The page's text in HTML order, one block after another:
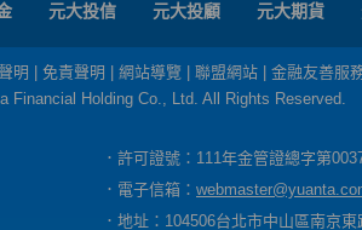
元大投信 元大投顧 元大期貨
明 免責聲明 網站導覽 聯盟網站
金融友善服
Financial Holding Co., Ltd. All Rights Reserved.
．許可證號：111年金管證總字第
．電子信箱：
．地址：104506台北市中山區南京